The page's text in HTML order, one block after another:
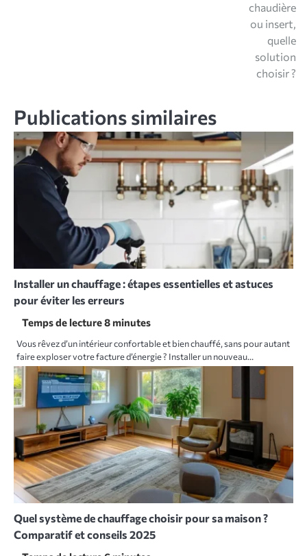
chaudière
ou insert,
quelle
solution
choisir ?
Publications similaires
Installer un chauffage : étapes essentielles et astuces
pour éviter les erreurs
Vous rêvez d’un intérieur confortable et bien chauffé, sans pour autant
faire exploser votre facture d’énergie ? Installer un nouveau…
Quel système de chauffage choisir pour sa maison ?
Comparatif et conseils 2025